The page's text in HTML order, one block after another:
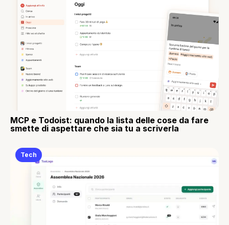
MCP e Todoist: quando la lista delle cose da fare
smette di aspettare che sia tu a scriverla
Tech